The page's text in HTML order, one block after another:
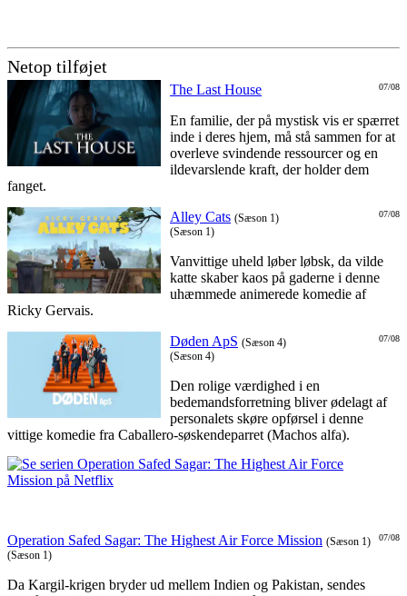
Netop tilføjet
07/08
The Last House
En familie, der på mystisk vis er spærret
inde i deres hjem, må stå sammen for at
overleve svindende ressourcer og en
ildevarslende kraft, der holder dem
fanget.
07/08
Alley Cats (Sæson 1)
(Sæson 1)
Vanvittige uheld løber løbsk, da vilde
katte skaber kaos på gaderne i denne
uhæmmede animerede komedie af
Ricky Gervais.
07/08
Døden ApS (Sæson 4)
(Sæson 4)
Den rolige værdighed i en
bedemandsforretning bliver ødelagt af
personalets skøre opførsel i denne
vittige komedie fra Caballero-søskendeparret (Machos alfa).
07/08
Operation Safed Sagar: The Highest Air Force Mission (Sæson 1)
(Sæson 1)
Da Kargil-krigen bryder ud mellem Indien og Pakistan, sendes